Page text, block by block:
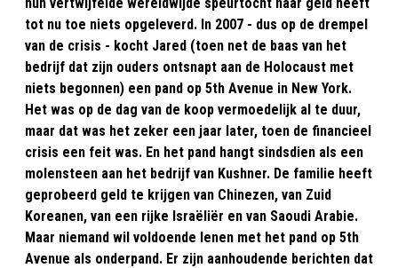
tot nu toe niets opgeleverd. In 2007 - dus op de drempel
van de crisis - kocht Jared (toen net de baas van het
bedrijf dat zijn ouders ontsnapt aan de Holocaust met
niets begonnen) een pand op 5th Avenue in New York.
Het was op de dag van de koop vermoedelijk al te duur,
maar dat was het zeker een jaar later, toen de financieel
crisis een feit was. En het pand hangt sindsdien als een
molensteen aan het bedrijf van Kushner. De familie heeft
geprobeerd geld te krijgen van Chinezen, van Zuid
Koreanen, van een rijke Israëliër en van Saoudi Arabie.
Maar niemand wil voldoende lenen met het pand op 5th
Avenue als onderpand. Er zijn aanhoudende berichten dat